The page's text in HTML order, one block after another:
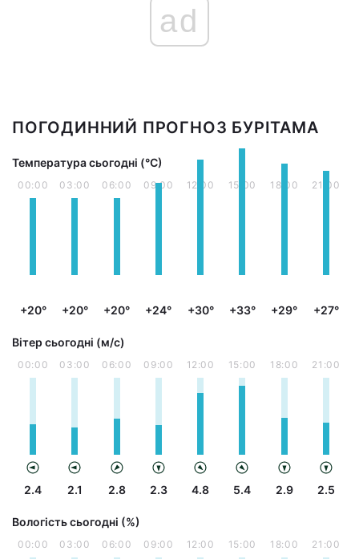
ad
ПОГОДИННИЙ ПРОГНОЗ БУРІТАМА
Температура сьогодні (°С)
00:00
+20°
03:00
+20°
06:00
+20°
09:00
+24°
12:00
+30°
15:00
+33°
18:00
+29°
21:00
+27°
Вітер сьогодні (м/с)
00:00
2.4
03:00
2.1
06:00
2.8
09:00
2.3
12:00
4.8
15:00
5.4
18:00
2.9
21:00
2.5
Вологість сьогодні (%)
00:00 03:00 06:00 09:00 12:00 15:00 18:00 21:00